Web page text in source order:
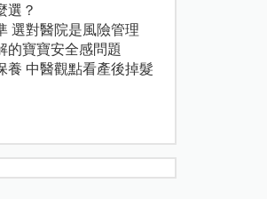
選？
選對醫院是風險管理
的寶寶安全感問題
養 中醫觀點看產後掉髮